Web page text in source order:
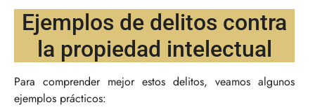
Ejemplos de delitos contra
la propiedad intelectual
Para comprender mejor estos delitos, veamos algunos
ejemplos prácticos: